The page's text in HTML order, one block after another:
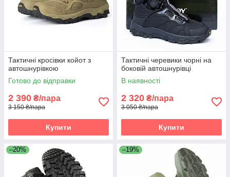
Тактичні кросівки койот з
автошнурівкою
Готово до відправки
2 390 ₴/пара
3 150 ₴/пара
Купити
Тактичні черевики чорні на
боковій автошнурівці
В наявності
2 320 ₴/пара
3 050 ₴/пара
Купити
–20% –19%